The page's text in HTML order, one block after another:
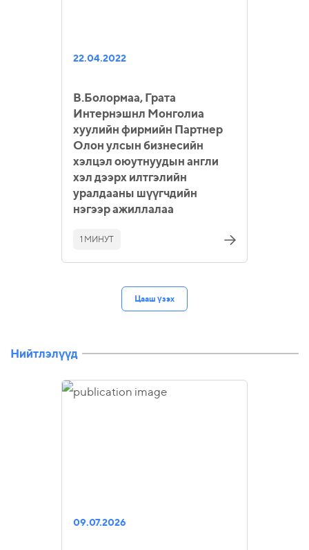
22.04.2022
В.Болормаа, Грата
Интернэшнл Монголиа
хуулийн фирмийн Партнер
Олон улсын бизнесийн
хэлцэл оюутнуудын англи
хэл дээрх илтгэлийн
уралдааны шүүгчдийн
нэгээр ажиллалаа
1 МИНУТ
Цааш үзэх
Нийтлэлүүд
09.07.2026